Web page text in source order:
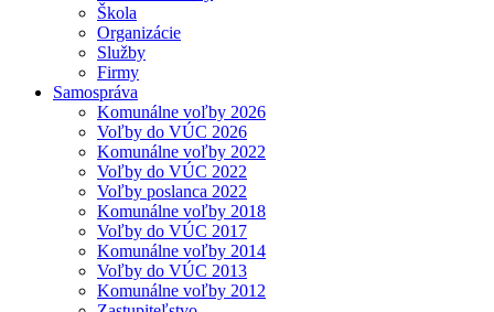
Škola
Organizácie
Služby
Firmy
Samospráva
Komunálne voľby 2026
Voľby do VÚC 2026
Komunálne voľby 2022
Voľby do VÚC 2022
Voľby poslanca 2022
Komunálne voľby 2018
Voľby do VÚC 2017
Komunálne voľby 2014
Voľby do VÚC 2013
Komunálne voľby 2012